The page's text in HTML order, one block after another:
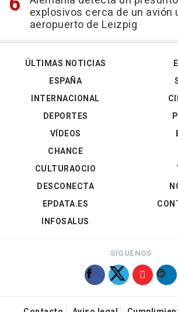
explosivos cerca de un avión
aeropuerto de Leizpig
ÚLTIMAS NOTICIAS
ESPAÑA
INTERNACIONAL
DEPORTES
VÍDEOS
CHANCE
CULTURAOCIO
DESCONECTA
EPDATA.ES
INFOSALUS
SÍGUENOS